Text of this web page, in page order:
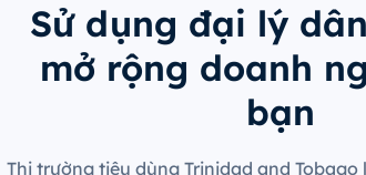
Sử dụng đại lý
mở rộng doanh
bạn
Thị trường tiêu dùng Trinidad and